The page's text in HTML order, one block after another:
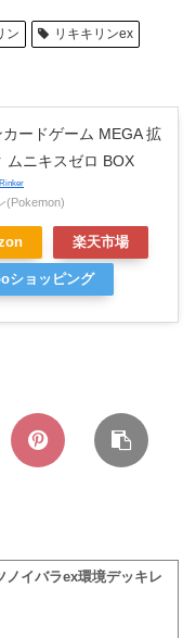
ン
リキキリンex
ードゲーム MEGA 拡
ムニキスゼロ BOX
Rinker
(Pokemon)
楽天市場
ショッピング
ノイバラex環境デッキレ